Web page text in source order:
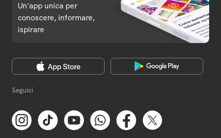
Un'app unica per
conoscere, informare,
ispirare
Seguici